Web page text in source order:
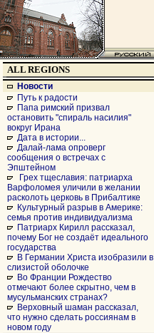
ALL REGIONS
Новости
Путь к радости
Папа римский призвал
остановить "спираль насилия"
вокруг Ирана
Дата в истории...
Далай-лама опроверг
сообщения о встречах с
Эпштейном
Грех тщеславия: патриарха
Варфоломея уличили в желании
расколоть церковь в Прибалтике
Культурный разрыв в Америке:
семья против индивидуализма
Патриарх Кирилл рассказал,
почему Бог не создаёт идеального
государства
В Германии Христа изобразили в
слизистой оболочке
Во Франции Рождество
отмечают более скрытно, чем в
мусульманских странах?
Верховный шаман рассказал,
что нужно сделать россиянам в
новом году